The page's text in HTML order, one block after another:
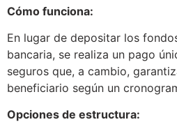
Cómo funciona:
En lugar de depositar los
bancaria, se realiza un pago
seguros que, a cambio,
beneficiario según un
Opciones de estructura: